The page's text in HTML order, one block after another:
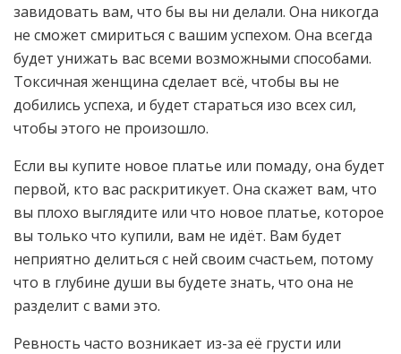
завидовать вам, что бы вы ни делали. Она никогда
не сможет смириться с вашим успехом. Она всегда
будет унижать вас всеми возможными способами.
Токсичная женщина сделает всё, чтобы вы не
добились успеха, и будет стараться изо всех сил,
чтобы этого не произошло.
Если вы купите новое платье или помаду, она будет
первой, кто вас раскритикует. Она скажет вам, что
вы плохо выглядите или что новое платье, которое
вы только что купили, вам не идёт. Вам будет
неприятно делиться с ней своим счастьем, потому
что в глубине души вы будете знать, что она не
разделит с вами это.
Ревность часто возникает из-за её грусти или